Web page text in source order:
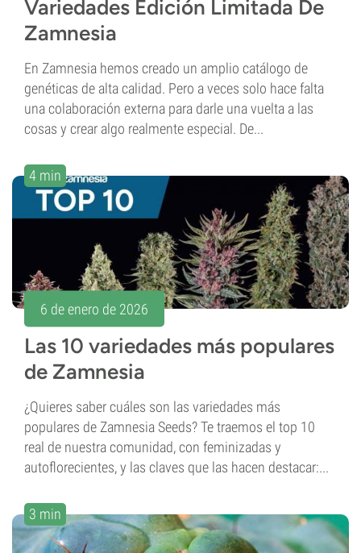
Variedades Edición Limitada De
Zamnesia
En Zamnesia hemos creado un amplio catálogo de
genéticas de alta calidad. Pero a veces solo hace falta
una colaboración externa para darle una vuelta a las
cosas y crear algo realmente especial. De...
4 min
6 de enero de 2026
Las 10 variedades más populares
de Zamnesia
¿Quieres saber cuáles son las variedades más
populares de Zamnesia Seeds? Te traemos el top 10
real de nuestra comunidad, con feminizadas y
autoflorecientes, y las claves que las hacen destacar:...
3 min